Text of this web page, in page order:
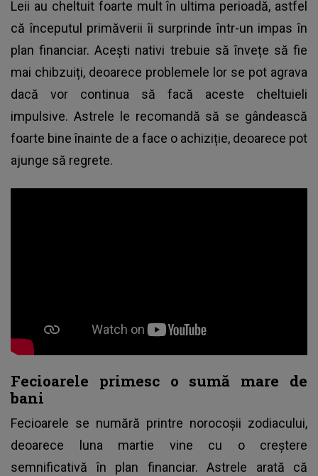
Leii au cheltuit foarte mult în ultima perioadă, astfel
că începutul primăverii îi surprinde într-un impas în
plan financiar. Acești nativi trebuie să învețe să fie
mai chibzuiți, deoarece problemele lor se pot agrava
dacă vor continua să facă aceste cheltuieli
impulsive. Astrele le recomandă să se gândească
foarte bine înainte de a face o achiziție, deoarece pot
ajunge să regrete.
Fecioarele primesc o sumă mare de
bani
Fecioarele se numără printre norocoșii zodiacului,
deoarece luna martie vine cu o creștere
semnificativă în plan financiar. Astrele arată că